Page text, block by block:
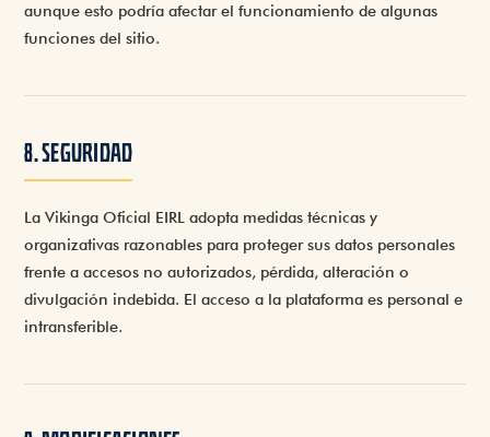
aunque esto podría afectar el funcionamiento de algunas
funciones del sitio.
8. SEGURIDAD
La Vikinga Oficial EIRL adopta medidas técnicas y
organizativas razonables para proteger sus datos personales
frente a accesos no autorizados, pérdida, alteración o
divulgación indebida. El acceso a la plataforma es personal e
intransferible.